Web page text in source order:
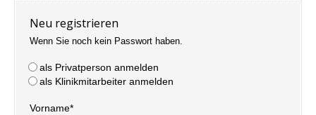
Neu registrieren
Wenn Sie noch kein Passwort haben.
als Privatperson anmelden
als Klinikmitarbeiter anmelden
Vorname*